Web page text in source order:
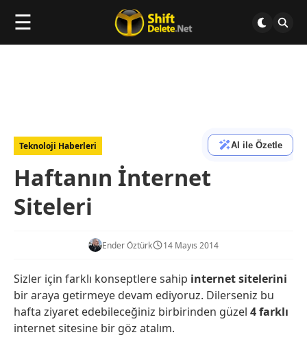
☰
Teknoloji Haberleri AI ile Özetle
Haftanın İnternet
Siteleri
Ender Öztürk 14 Mayıs 2014
Sizler için farklı konseptlere sahip internet sitelerini
bir araya getirmeye devam ediyoruz. Dilerseniz bu
hafta ziyaret edebileceğiniz birbirinden güzel 4 farklı
internet sitesine bir göz atalım.